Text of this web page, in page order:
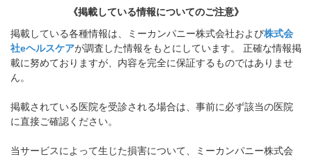
《掲載している情報についてのご注意》
掲載している各種情報は、ミーカンパニー株式会社および株式会
社eヘルスケアが調査した情報をもとにしています。 正確な情報掲
載に努めておりますが、内容を完全に保証するものではありませ
ん。
掲載されている医院を受診される場合は、事前に必ず該当の医院
に直接ご確認ください。
当サービスによって生じた損害について、ミーカンパニー株式会